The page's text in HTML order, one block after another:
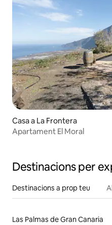
Casa a La Frontera
Apartament El Moral
Destinacions per
Destinacions a prop teu
Las Palmas de Gran Canaria